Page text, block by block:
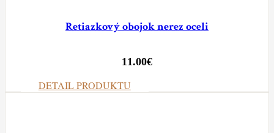
Retiazkový obojok nerez oceli
11.00€
DETAIL PRODUKTU